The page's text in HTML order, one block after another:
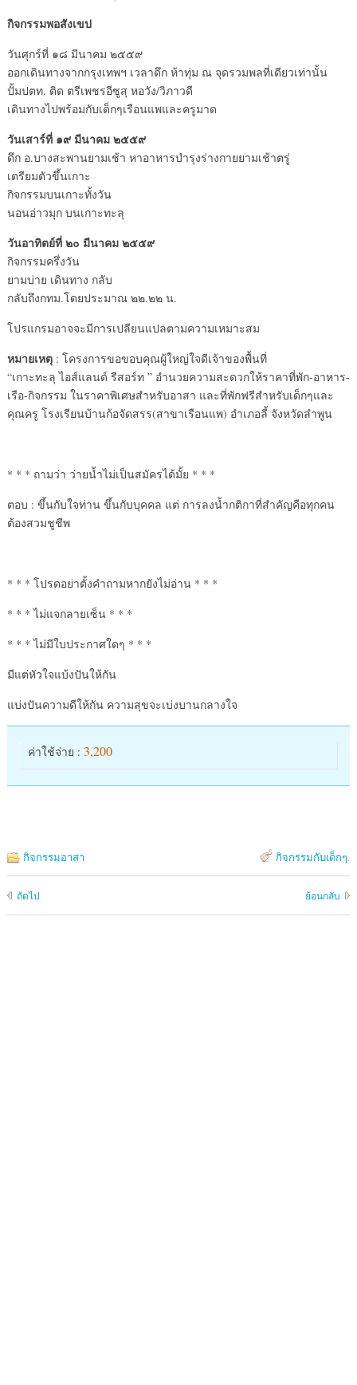
กิจกรรมพอสังเขป
วันศุกร์ที่ ๑๘ มีนาคม ๒๕๕๙
ออกเดินทางจากกรุงเทพฯ เวลาดึก ห้าทุ่ม ณ จุดรวมพลที่เดียวเท่านั้น
ปั้มปตท. ติด ตรีเพชรอีซูสุ หอวัง/วิภาวดี
เดินทางไปพร้อมกับเด็กๆเรือนแพและครูมาด
วันเสาร์ที่ ๑๙ มีนาคม ๒๕๕๙
ดึก อ.บางสะพานยามเช้า หาอาหารบำรุงร่างกายยามเช้าตรู่
เตรียมตัวขึ้นเกาะ
กิจกรรมบนเกาะทั้งวัน
นอนอ่าวมุก บนเกาะทะลุ
วันอาทิตย์ที่ ๒๐ มีนาคม ๒๕๕๙
กิจกรรมครึ่งวัน
ยามบ่าย เดินทาง กลับ
กลับถึงกทม.โดยประมาณ ๒๒.๒๒ น.
โปรแกรมอาจจะมีการเปลียนแปลตามความเหมาะสม
หมายเหตุ: โครงการขอขอบคุณผู้ใหญ่ใจดีเจ้าของพื้นที่
“เกาะทะลุ ไอส์แลนด์ รีสอร์ท ” อำนวยความสะดวกให้ราคาที่พัก-อาหาร-
เรือ-กิจกรรม ในราคาพิเศษสำหรับอาสา และที่พักฟรีสำหรับเด็กๆและ
คุณครู โรงเรียนบ้านก้อจัดสรร(สาขาเรือนแพ) อำเภอลี้ จังหวัดลำพูน
* * * ถามว่า ว่ายน้ำไม่เป็นสมัครได้มั้ย * * *
ตอบ : ขึ้นกับใจท่าน ขึ้นกับบุคคล แต่ การลงน้ำกติกาที่สำคัญคือทุกคน
ต้องสวมชูชีพ
* * * โปรดอย่าตั้งคำถามหากยังไม่อ่าน * * *
* * * ไม่แจกลายเซ็น * * *
* * * ไม่มีใบประกาศใดๆ * * *
มีแต่หัวใจแบ้งปันให้กัน
แบ่งปันความดีให้กัน ความสุขจะเบ่งบานกลางใจ
ค่าใช้จ่าย : 3,200
กิจกรรมอาสา กิจกรรมกับเด็กๆ.
ถัดไป ย้อนกลับ